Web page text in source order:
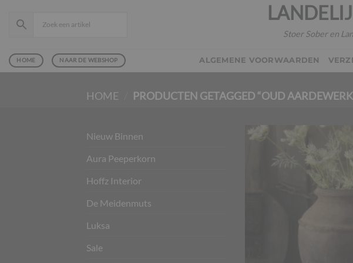
naar
Stoer Sober en
HOME NAAR DE WEBSHOP ALGEMENE VOORWAARDEN
HOME PRODUCTEN GETAGGED “OUD
Nieuw Binnen
Aura Peeperkorn
Hoffz Interior
De Meidenmuts
Luksa
Sale